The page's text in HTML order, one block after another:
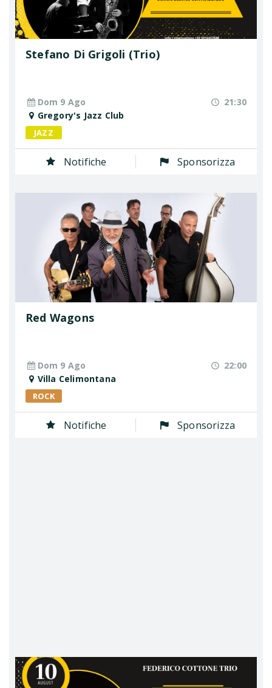
Stefano Di Grigoli (Trio)
Dom 9 Ago
21:30
Gregory's Jazz Club
JAZZ
Notifiche Sponsorizza
Red Wagons
Dom 9 Ago
22:00
Villa Celimontana
ROCK
Notifiche Sponsorizza